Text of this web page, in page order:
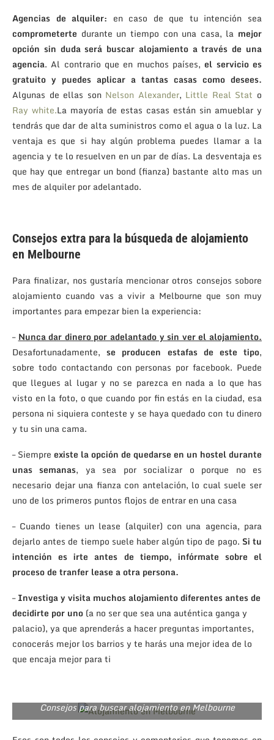
Agencias de alquiler: en caso de que tu intención sea
comprometerte durante un tiempo con una casa, la mejor
opción sin duda será buscar alojamiento a través de una
agencia. Al contrario que en muchos países,el servicio es
gratuito y puedes aplicar a tantas casas como desees.
Algunas de ellas son Nelson Alexander, Little Real Stat o
Ray white.La mayoría de estas casas están sin amueblar y
tendrás que dar de alta suministros como el agua o la luz. La
ventaja es que si hay algún problema puedes llamar a la
agencia y te lo resuelven en un par de días. La desventaja es
que hay que entregar un bond (fianza) bastante alto mas un
mes de alquiler por adelantado.
Consejos extra para la búsqueda de alojamiento
en Melbourne
Para finalizar, nos gustaría mencionar otros consejos sobore
alojamiento cuando vas a vivir a Melbourne que son muy
importantes para empezar bien la experiencia:
– Nunca dar dinero por adelantado y sin ver el alojamiento.
Desafortunadamente,se producen estafas de este tipo,
sobre todo contactando con personas por facebook. Puede
que llegues al lugar y no se parezca en nada a lo que has
visto en la foto, o que cuando por fin estás en la ciudad, esa
persona ni siquiera conteste y se haya quedado con tu dinero
y tu sin una cama.
– Siempre existe la opción de quedarse en un hostel durante
unas semanas, ya sea por socializar o porque no es
necesario dejar una fianza con antelación, lo cual suele ser
uno de los primeros puntos flojos de entrar en una casa
– Cuando tienes un lease (alquiler) con una agencia, para
dejarlo antes de tiempo suele haber algún tipo de pago. Si tu
intención es irte antes de tiempo, infórmate sobre el
proceso de tranfer lease a otra persona.
–Investiga y visita muchos alojamiento diferentes antes de
decidirte por uno (a no ser que sea una auténtica ganga y
palacio), ya que aprenderás a hacer preguntas importantes,
conocerás mejor los barrios y te harás una mejor idea de lo
que encaja mejor para ti
Consejos para buscar alojamiento en Melbourne